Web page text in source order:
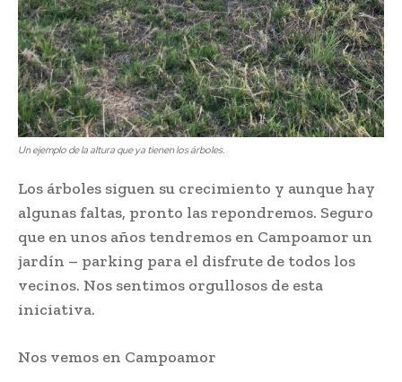
Un ejemplo de la altura que ya tienen los árboles.
Los árboles siguen su crecimiento y aunque hay
algunas faltas, pronto las repondremos. Seguro
que en unos años tendremos en Campoamor un
jardín – parking para el disfrute de todos los
vecinos. Nos sentimos orgullosos de esta
iniciativa.
Nos vemos en Campoamor